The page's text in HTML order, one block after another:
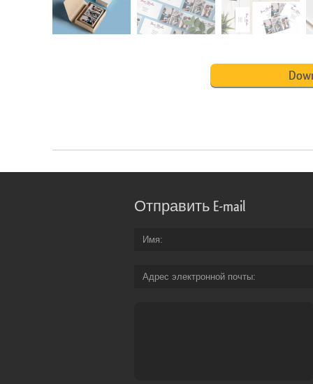
Отправить E-mail
Имя
Адрес электронной почты